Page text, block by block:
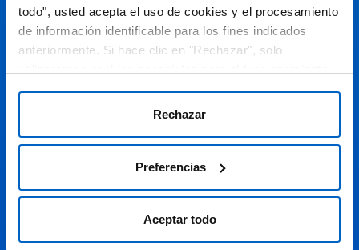
todo", usted acepta el uso de cookies y el procesamiento
de información identificable para los fines indicados
anteriormente. Si hace clic en "Rechazar", solo
del sitio web y no para optimizarlo ni personalizarlo. En
cualquier momento, puede ver, cambiar o retirar su
Cookies" en el pie de página de cada página.
Aceptar todo
Preferencias
Rechazar
© 2026 Amgen S.A. Todos los derechos reservados.
POLÍTICA DE PRIVACIDAD
SC-ES-CP-00099, SC-ES-CP-00101, SC-ES-AMG145-00103, SC-
ES-CP-00064, SC-ES-CP-00007, SC-ES-CP-00100, SC-ES-
AMG145-00544
Fecha de actualización AGOSTO 2026